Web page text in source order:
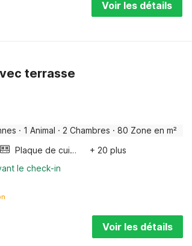
Voir les détails
terrasse
· 1 Animal · 2 Chambres · 80 Zone en m²
Plaque de cuisson
+ 20 plus
le check-in
Voir les détails